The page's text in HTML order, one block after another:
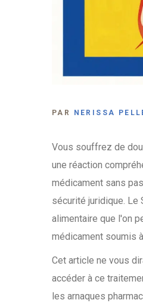
PAR NERISSA
Vous souffrez de
une réaction
médicament sans
sécurité juridique. Le
alimentaire que l'on
médicament soumis
Cet article ne vous
accéder à ce
les arnaques